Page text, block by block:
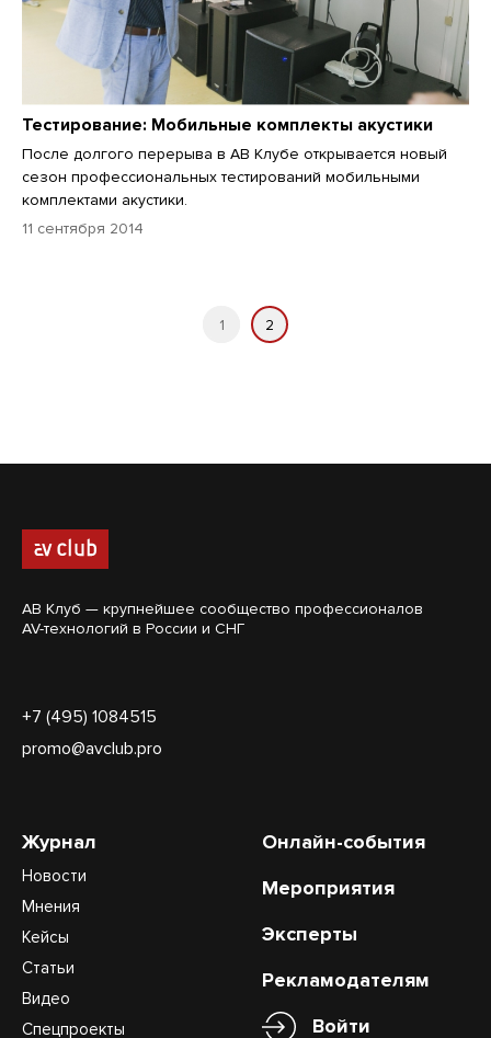
Тестирование: Мобильные комплекты акустики
После долгого перерыва в АВ Клубе открывается новый
сезон профессиональных тестирований мобильными
комплектами акустики.
11 сентября 2014
1 2
АВ Клуб — крупнейшее сообщество профессионалов
AV-технологий в России и СНГ
+7 (495) 1084515
promo@avclub.pro
Журнал
Новости
Мнения
Кейсы
Статьи
Видео
Спецпроекты
Онлайн-события
Мероприятия
Эксперты
Рекламодателям
Войти